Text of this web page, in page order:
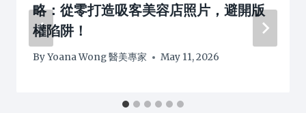
略：從零打造吸客美容店照片，避開版
權陷阱！
ByYoana Wong 醫美專家 May 11, 2026